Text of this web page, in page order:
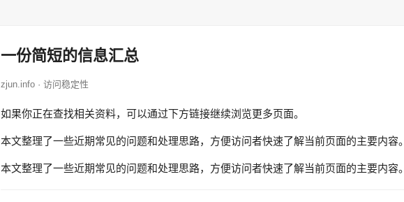
一份简短的信息汇总
zjun.info · 访问稳定性
如果你正在查找相关资料，可以通过下方链接继续浏览更多页面。
本文整理了一些近期常见的问题和处理思路，方便访问者快速了解当前页面的主要内容。
本文整理了一些近期常见的问题和处理思路，方便访问者快速了解当前页面的主要内容。